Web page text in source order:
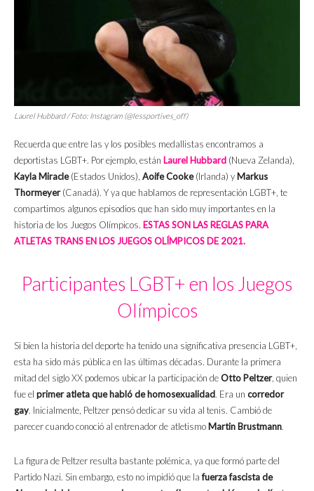
Laurel Hubbard / Foto: Instagram (@lessportives_off)
Recuerda que entre las y los posibles medallistas encontramos a
deportistas LGBT+. Por ejemplo, están Laurel Hubbard (Nueva Zelanda),
Kayla Miracle(Estados Unidos), Aoife Cooke(Irlanda) y Markus
Thormeyer(Canadá). Y ya que hablamos de representación LGBT+, te
compartimos algunos episodios que han sido muy importantes en la
historia de los Juegos Olímpicos. ESTAS SON LAS REGLAS PARA
ATLETAS TRANS EN LOS JUEGOS OLÍMPICOS DE 2021.
Participantes LGBT+ en los Juegos
Olímpicos
Si bien la historia del deporte ha tenido una significativa presencia LGBT+,
esta ha sido más pública en las últimas décadas. Durante la primera
mitad del siglo XX podemos ubicar la participación deOtto Peltzer, quien
fue el primer atleta que habló de homosexualidad. Era un corredor
gay. Inicialmente, Peltzer pensó dedicar su vida al tenis. Cambió de
parecer cuando conoció al entrenador de atletismo Martin Brustmann.
La figura de Peltzer resulta bastante polémica, ya que formó parte del
Partido Nazi. Sin embargo, esto no impidió que lafuerza fascista de